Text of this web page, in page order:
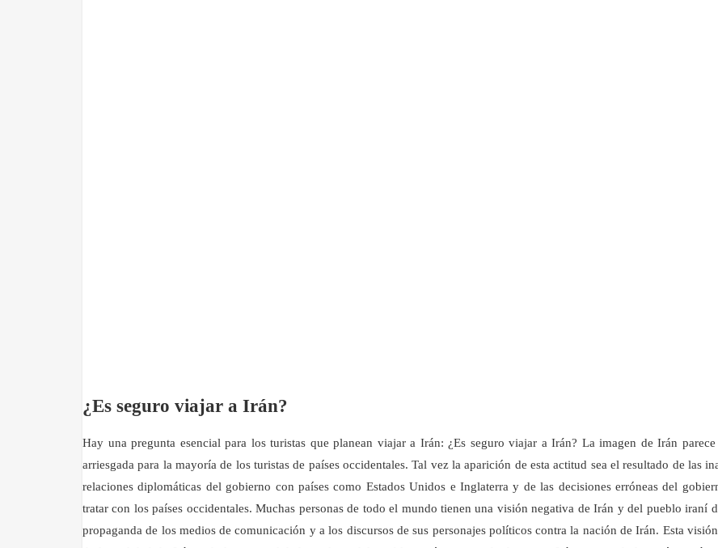
¿Es seguro viajar a Irán?
Hay una pregunta esencial para los turistas que planean viajar a Irán: ¿Es seguro viajar a Irán? La imagen de Irán
arriesgada para la mayoría de los turistas de países occidentales. Tal vez la aparición de esta actitud sea el resultado de las
relaciones diplomáticas del gobierno con países como Estados Unidos e Inglaterra y de las decisiones erróneas del
tratar con los países occidentales. Muchas personas de todo el mundo tienen una visión negativa de Irán y del pueblo iraní
propaganda de los medios de comunicación y a los discursos de sus personajes políticos contra la nación de Irán. Esta